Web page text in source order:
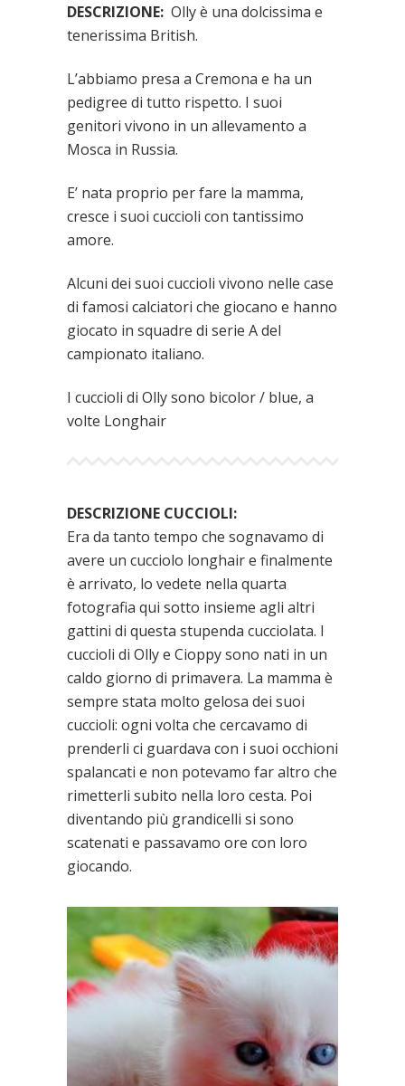
DESCRIZIONE: Olly è una dolcissima e
tenerissima British.
L’abbiamo presa a Cremona e ha un
pedigree di tutto rispetto. I suoi
genitori vivono in un allevamento a
Mosca in Russia.
E’ nata proprio per fare la mamma,
cresce i suoi cuccioli con tantissimo
amore.
Alcuni dei suoi cuccioli vivono nelle case
di famosi calciatori che giocano e hanno
giocato in squadre di serie A del
campionato italiano.
I cuccioli di Olly sono bicolor / blue, a
volte Longhair
DESCRIZIONE CUCCIOLI:
Era da tanto tempo che sognavamo di
avere un cucciolo longhair e finalmente
è arrivato, lo vedete nella quarta
fotografia qui sotto insieme agli altri
gattini di questa stupenda cucciolata. I
cuccioli di Olly e Cioppy sono nati in un
caldo giorno di primavera. La mamma è
sempre stata molto gelosa dei suoi
cuccioli: ogni volta che cercavamo di
prenderli ci guardava con i suoi occhioni
spalancati e non potevamo far altro che
rimetterli subito nella loro cesta. Poi
diventando più grandicelli si sono
scatenati e passavamo ore con loro
giocando.